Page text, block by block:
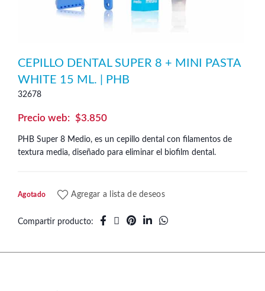
CEPILLO DENTAL SUPER 8 + MINI PASTA
WHITE 15 ML. | PHB
32678
$3.850
PHB Super 8 Medio, es un cepillo dental con filamentos de
textura media, diseñado para eliminar el biofilm dental.
Agotado Agregar a lista de deseos
Compartir producto